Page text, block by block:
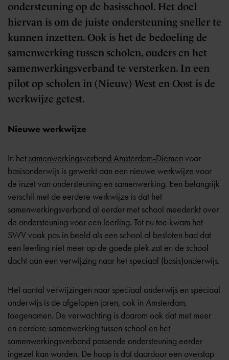
ondersteuning op de basisschool. Het doel
hiervan is om de juiste ondersteuning sneller te
kunnen inzetten. Ook is het de bedoeling de
samenwerking tussen scholen, ouders en het
samenwerkingsverband te versterken. In een
pilot op scholen in (Nieuw) West en Oost is de
werkwijze getest.
Nieuwe werkwijze
In het samenwerkingsverband Amsterdam-Diemen voor
basisonderwijs is gewerkt aan een nieuwe werkwijze voor
de inzet van ondersteuning en samenwerking. Een belangrijk
verschil met de eerdere werkwijze is dat het
samenwerkingsverband al eerder met school meedenkt over
de ondersteuning voor een leerling. Tot nu toe kwam het
SWV vaak pas in beeld als een school al besloten had dat
een leerling niet meer op de goede plek zat en de school
dacht aan een verwijzing naar het speciaal (basis)onderwijs.
Het aantal verwijzingen naar speciaal onderwijs en speciaal
onderwijs is de afgelopen jaren, ook in Amsterdam,
toegenomen. De verwachting is daarom ook dat met meer
en eerdere samenwerking tussen school en het
samenwerkingsverband passende ondersteuning eerder
ingezet kan worden. De hoop is dat daardoor een overstap